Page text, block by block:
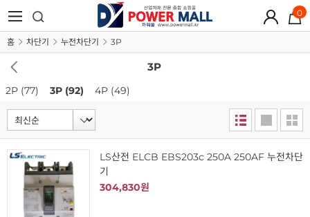
0
홈 차단기 누전차단기 3P
3P
2P (77) 3P (92) 4P (49)
LS산전 ELCB EBS203c 250A 250AF 누전차단
기
304,830원